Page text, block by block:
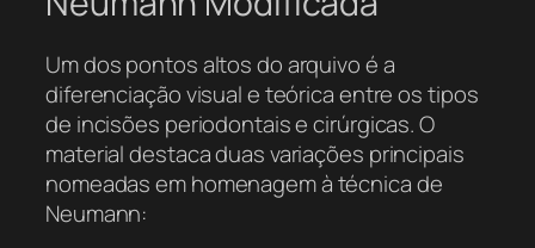
Um dos pontos altos do arquivo é a
diferenciação visual e teórica entre os tipos
de incisões periodontais e cirúrgicas. O
material destaca duas variações principais
nomeadas em homenagem à técnica de
Neumann: